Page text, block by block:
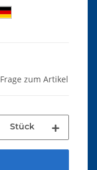
Frage zum Artikel
Stück